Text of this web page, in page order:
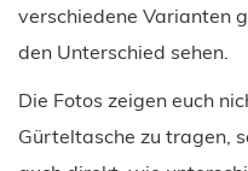
verschiedene Varianten
den Unterschied sehen.
Die Fotos zeigen euch
Gürteltasche zu tragen,